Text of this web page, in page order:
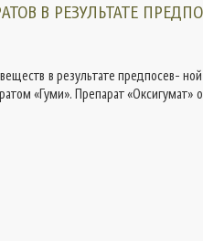
В РЕЗУЛЬТАТЕ
в результате предпосев-
«Гуми». Препарат «Оксигумат»